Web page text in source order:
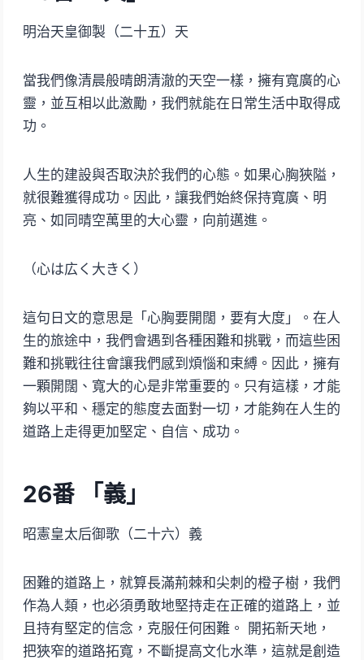
明治天皇御製（二十五）天
當我們像清晨般晴朗清澈的天空一樣，擁有寬廣的心
靈，並互相以此激勵，我們就能在日常生活中取得成
功。
人生的建設與否取決於我們的心態。如果心胸狹隘，
就很難獲得成功。因此，讓我們始終保持寬廣、明
亮、如同晴空萬里的大心靈，向前邁進。
（心は広く大きく）
這句日文的意思是「心胸要開闊，要有大度」。在人
生的旅途中，我們會遇到各種困難和挑戰，而這些困
難和挑戰往往會讓我們感到煩惱和束縛。因此，擁有
一顆開闊、寬大的心是非常重要的。只有這樣，才能
夠以平和、穩定的態度去面對一切，才能夠在人生的
道路上走得更加堅定、自信、成功。
26番 「義」
昭憲皇太后御歌（二十六）義
困難的道路上，就算長滿荊棘和尖刺的橙子樹，我們
作為人類，也必須勇敢地堅持走在正確的道路上，並
且持有堅定的信念，克服任何困難。 開拓新天地，
把狹窄的道路拓寬，不斷提高文化水準，這就是創造